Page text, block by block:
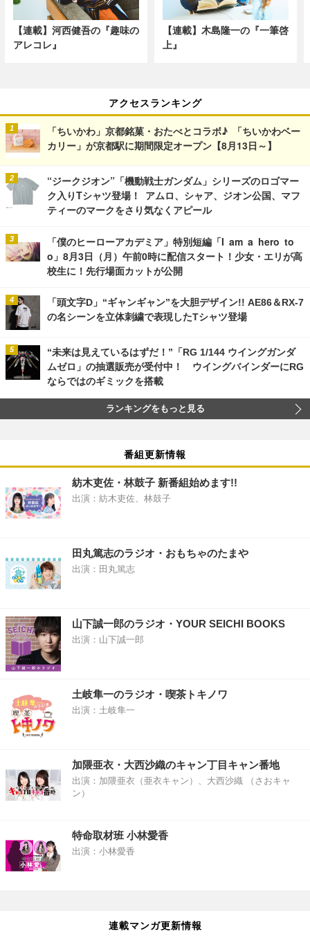
【連載】河西健吾の『趣味の
アレコレ』
【連載】木島隆一の『一筆啓
上』
アクセスランキング
「ちいかわ」京都銘菓・おたべとコラボ♪ 「ちいかわベー
カリー」が京都駅に期間限定オープン【8月13日～】
“ジークジオン”「機動戦士ガンダム」シリーズのロゴマー
ク入りTシャツ登場！ アムロ、シャア、ジオン公国、マフ
ティーのマークをさり気なくアピール
「僕のヒーローアカデミア」特別短編「I am a hero to
o」8月3日（月）午前0時に配信スタート！少女・エリが高
校生に！先行場面カットが公開
「頭文字D」“ギャンギャン”を大胆デザイン!! AE86＆RX-7
の名シーンを立体刺繍で表現したTシャツ登場
“未来は見えているはずだ！”「RG 1/144 ウイングガンダ
ムゼロ」の抽選販売が受付中！ ウイングバインダーにRG
ならではのギミックを搭載
ランキングをもっと見る
番組更新情報
紡木吏佐・林鼓子 新番組始めます!!
出演：紡木吏佐、林鼓子
田丸篤志のラジオ・おもちゃのたまや
出演：田丸篤志
山下誠一郎のラジオ・YOUR SEICHI BOOKS
出演：山下誠一郎
土岐隼一のラジオ・喫茶トキノワ
出演：土岐隼一
加隈亜衣・大西沙織のキャン丁目キャン番地
出演：加隈亜衣（亜衣キャン）、大西沙織 （さおキャ
ン）
特命取材班 小林愛香
出演：小林愛香
連載マンガ更新情報